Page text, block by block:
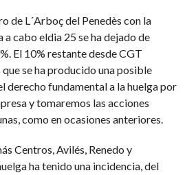
de L´Arboç del Penedès con la
a cabo eldia 25 se ha dejado de
El 10% restante desde CGT
se ha producido una posible
derecho fundamental a la huelga por
y tomaremos las acciones
como en ocasiones anteriores.
Centros, Avilés, Renedo y
ha tenido una incidencia, del